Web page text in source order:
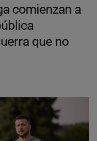
comienzan a
que no